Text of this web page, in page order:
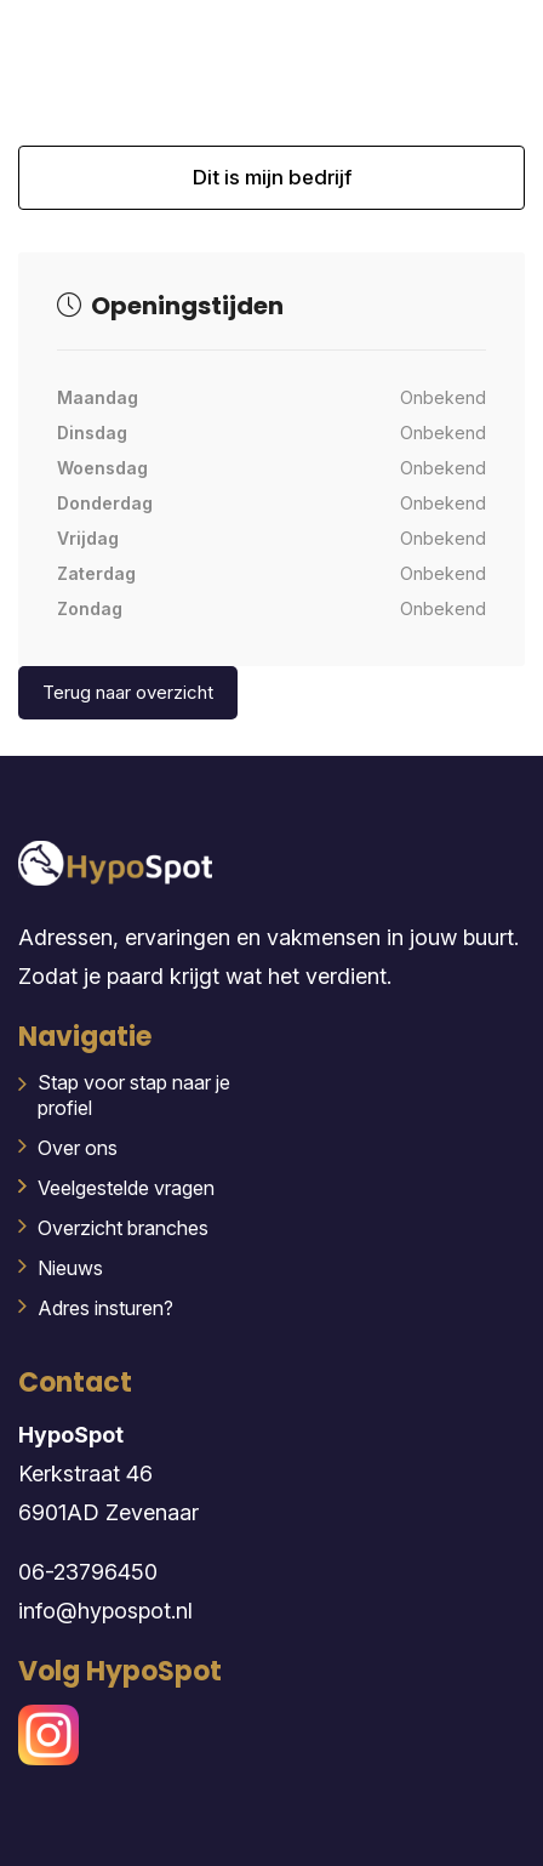
Dit is mijn bedrijf
Openingstijden
Maandag
Onbekend
Dinsdag
Onbekend
Woensdag
Onbekend
Donderdag
Onbekend
Vrijdag
Onbekend
Zaterdag
Onbekend
Zondag
Onbekend
Terug naar overzicht
Adressen, ervaringen en vakmensen in jouw buurt.
Zodat je paard krijgt wat het verdient.
Navigatie
Stap voor stap naar je
profiel
Over ons
Veelgestelde vragen
Overzicht branches
Nieuws
Adres insturen?
Contact
HypoSpot
Kerkstraat 46
6901AD Zevenaar
06-23796450
info@hypospot.nl
Volg HypoSpot